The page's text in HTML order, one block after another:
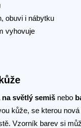
obuvi i nábytku
vyhovuje
na světlý semiš nebo
kůže, se kterou
Vzorník barev si